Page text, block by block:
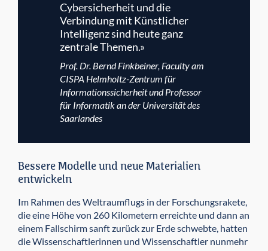
Cybersicherheit und die
Verbindung mit Künstlicher
Intelligenz sind heute ganz
zentrale Themen.»
Prof. Dr. Bernd Finkbeiner, Faculty am
CISPA Helmholtz-Zentrum für
Informations­sicherheit und Professor
für Informatik an der Universität des
Saarlandes
Bessere Modelle und neue Materialien
entwickeln
Im Rahmen des Weltraumflugs in der Forschungs­rakete,
die eine Höhe von 260 Kilometern erreichte und dann an
einem Fallschirm sanft zurück zur Erde schwebte, hatten
die Wissenschaftlerinnen und Wissenschaftler nunmehr